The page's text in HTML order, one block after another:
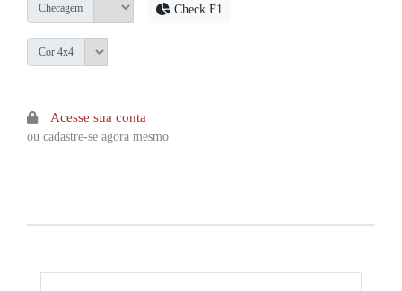
Checagem Check F1
Cor 4x4
Acesse sua conta
ou cadastre-se agora mesmo